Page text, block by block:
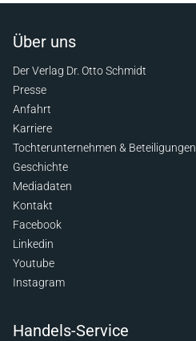
Über uns
Der Verlag Dr. Otto Schmidt
Presse
Anfahrt
Karriere
Tochterunternehmen & Beteiligungen
Geschichte
Mediadaten
Kontakt
Facebook
Linkedin
Youtube
Instagram
Handels-Service